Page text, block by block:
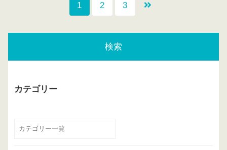
1 2 3
検索
カテゴリー